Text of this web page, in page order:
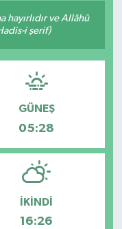
hayırlıdır ve Allâhü
i şerif)
GÜNEŞ
05:28
İKINDI
16:26